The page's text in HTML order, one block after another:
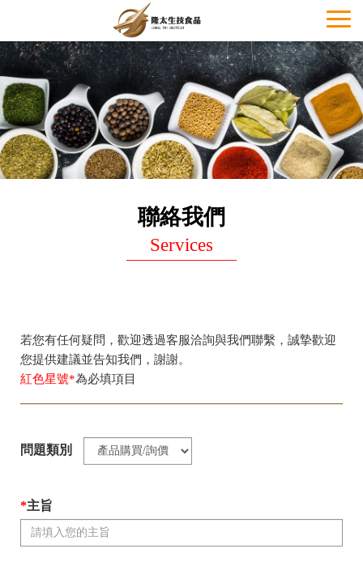
聯絡我們
Services
若您有任何疑問，歡迎透過客服洽詢與我們聯繫，誠摯歡迎
您提供建議並告知我們，謝謝。
紅色星號*為必填項目
問題類別
*主旨